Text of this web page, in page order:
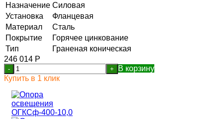
Назначение Силовая
Установка
Фланцевая
Материал
Сталь
Покрытие
Горячее цинкование
Тип
Граненая коническая
246 014 Р
- +
В корзину
Купить в 1 клик